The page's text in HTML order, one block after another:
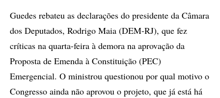
Guedes rebateu as declarações do presidente da Câmara
dos Deputados, Rodrigo Maia (DEM-RJ), que fez
críticas na quarta-feira à demora na aprovação da
Proposta de Emenda à Constituição (PEC)
Emergencial. O ministrou questionou por qual motivo o
Congresso ainda não aprovou o projeto, que já está há